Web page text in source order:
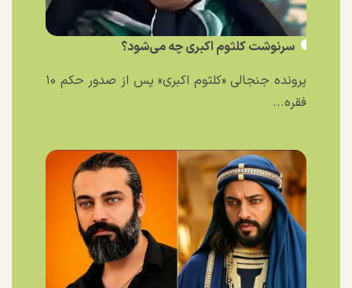
سرنوشت کلثوم اکبری چه می‌شود؟
پرونده جنجالی «کلثوم اکبری» پس از صدور حکم ۱۰
فقره...